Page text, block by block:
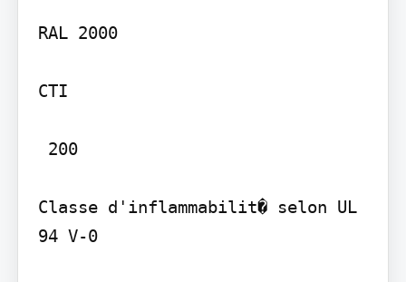
RAL 2000
CTI
Classe d'inflammabilit� selon UL
94 V-0